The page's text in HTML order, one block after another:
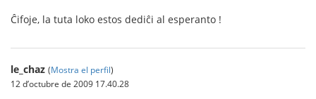
Ĉifoje, la tuta loko estos dediĉi al esperanto !
le_chaz (Mostra el perfil)
12 d’octubre de 2009 17.40.28